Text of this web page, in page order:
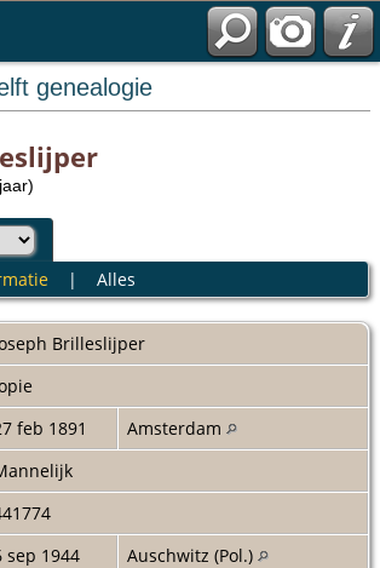
genealogie
| Alles
Brilleslijper
feb 1891
Amsterdam
sep 1944
Auschwitz (Pol.)